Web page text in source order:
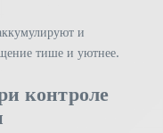
и
тише и уютнее.
контроле